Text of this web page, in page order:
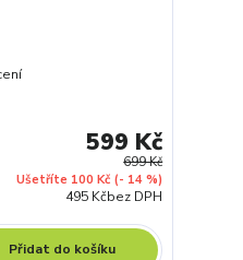
699 Kč
Ušetříte 100 Kč (- 14 %)
599 Kč
495 Kčbez DPH
Přidat do košíku